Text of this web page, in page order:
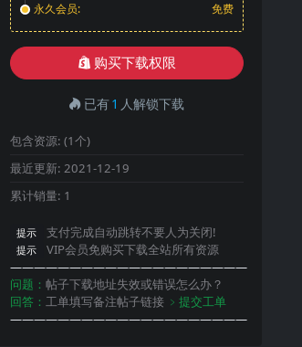
永久会员:
免费
购买下载权限
已有1 人解锁下载
包含资源: (1个)
最近更新: 2021-12-19
累计销量: 1
提示 支付完成自动跳转不要人为关闭!
提示
VIP会员免购买下载全站所有资源
————————————————————
问题： 帖子下载地址失效或错误怎么办？
回答： 工单填写备注帖子链接 ﹥提交工单
————————————————————